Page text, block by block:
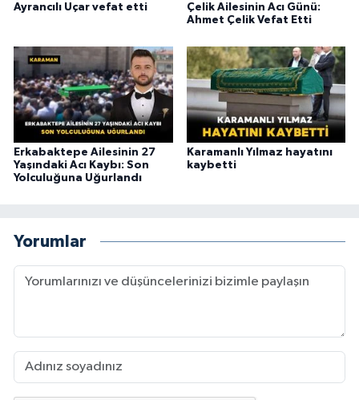
Ayrancılı Uçar vefat etti
Çelik Ailesinin Acı Günü:
Ahmet Çelik Vefat Etti
Erkabaktepe Ailesinin 27
Yaşındaki Acı Kaybı: Son
Yolculuğuna Uğurlandı
Karamanlı Yılmaz hayatını
kaybetti
Yorumlar